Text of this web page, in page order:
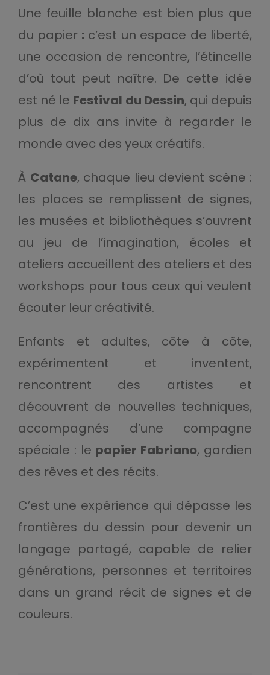
Une feuille blanche est bien plus que
du papier :c’est un espace de liberté,
une occasion de rencontre, l’étincelle
d’où tout peut naître. De cette idée
est né le Festival du Dessin, qui depuis
plus de dix ans invite à regarder le
monde avec des yeux créatifs.
À Catane, chaque lieu devient scène :
les places se remplissent de signes,
les musées et bibliothèques s’ouvrent
au jeu de l’imagination, écoles et
ateliers accueillent des ateliers et des
workshops pour tous ceux qui veulent
écouter leur créativité.
Enfants et adultes, côte à côte,
expérimentent et inventent,
rencontrent des artistes et
découvrent de nouvelles techniques,
accompagnés d’une compagne
spéciale : le papier Fabriano, gardien
des rêves et des récits.
C’est une expérience qui dépasse les
frontières du dessin pour devenir un
langage partagé, capable de relier
générations, personnes et territoires
dans un grand récit de signes et de
couleurs.